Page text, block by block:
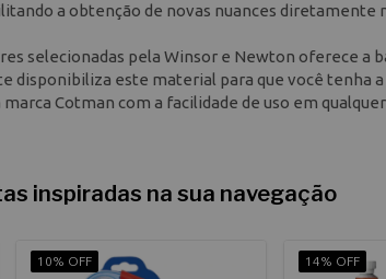
a obtenção de novas nuances diretamente
selecionadas pela Winsor e Newton oferece a
disponibiliza este material para que você tenha a
Cotman com a facilidade de uso em qualquer
inspiradas na sua navegação
10% OFF 14% OFF